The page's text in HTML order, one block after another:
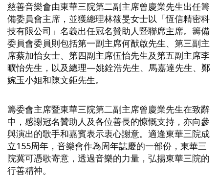
慈善音樂會由東華三院第二副主席曾慶業先生出任籌
備委員會主席，並獲總理林筱旻女士以「恆信精密科
技有限公司」名義出任冠名贊助人暨聯席主席。籌備
委員會委員則包括第一副主席何猷啟先生、第三副主
席蔡加怡女士、第四副主席伍怡先生及第五副主席李
曠怡先生，以及總理—姚銓浩先生、馬嘉達先生、鄭
婉玉小姐和陳文鉅先生。
籌委會主席暨東華三院第二副主席曾慶業先生在致辭
中，感謝冠名贊助人及各位善長的慷慨支持，亦向參
與演出的歌手和嘉賓表示衷心謝意。適逢東華三院成
立155周年，音樂會作為周年誌慶的一部份，東華三
院冀可憑歌寄意，透過音樂的力量，弘揚東華三院的
行善精神。